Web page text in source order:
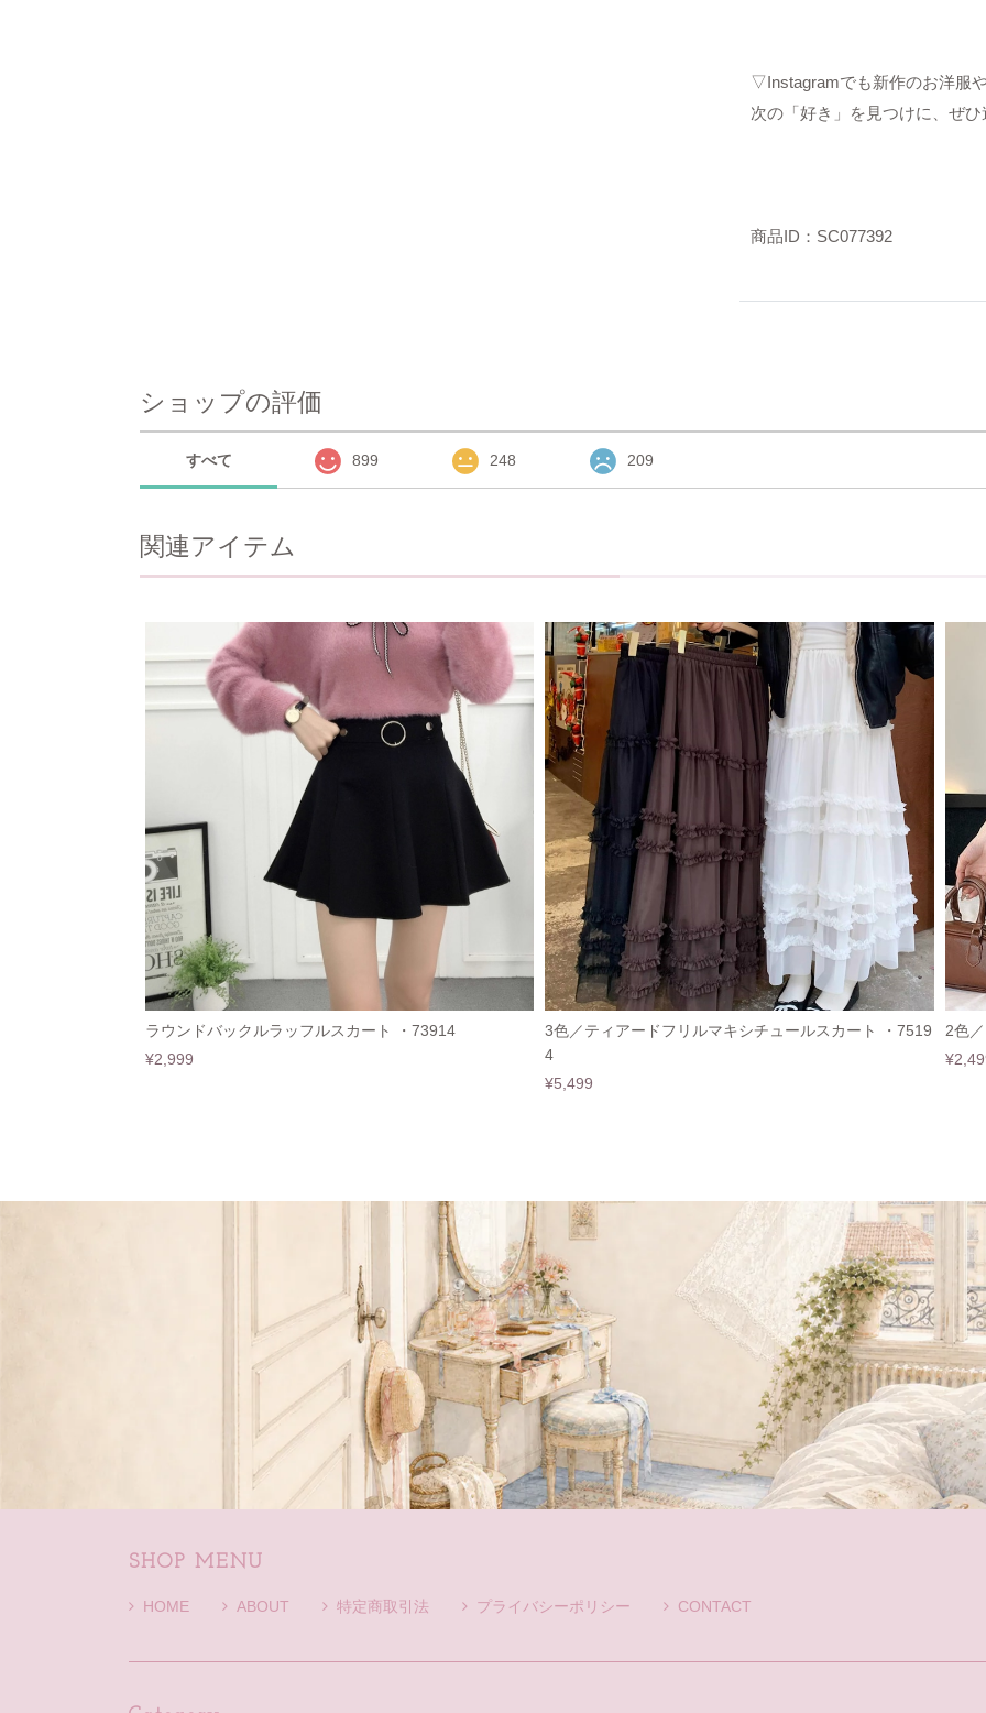
▽Instagramでも新作のお洋服
次の「好き」を見つけに、ぜ
商品ID：SC077392
ショップの評価
すべて 899 248 209
関連アイテム
ラウンドバックルラッフルスカート ・73914
¥2,999
3色／ティアードフリルマキシチュールスカート ・7519
4
¥5,499
2色
SHOP MENU
HOME ABOUT 特定商取引法 プライバシーポリシー CONTACT